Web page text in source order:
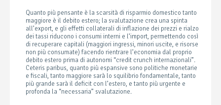
Quanto più pensante è la scarsità di risparmio domestico tanto
maggiore è il debito estero; la svalutazione crea una spinta
all’export, e gli effetti collaterali di inflazione dei prezzi e rialzo
dei tassi riducono i consumi interni e l’import, permettendo così
di recuperare capitali (maggiori ingressi, minori uscite, e risorse
non più consumate) facendo rientrare l’economia dal proprio
debito estero prima di autonomi “credit crunch internazionali”.
Ceteris paribus, quanto più espansive sono politiche monetarie
e fiscali, tanto maggiore sarà lo squilibrio fondamentale, tanto
più grande sarà il deficit con l’estero, e tanto più urgente e
profonda la “necessaria” svalutazione.